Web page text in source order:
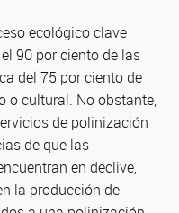
ecológico clave
90 por ciento de las
del 75 por ciento de
o cultural. No obstante,
de polinización
de que las
en declive,
la producción de